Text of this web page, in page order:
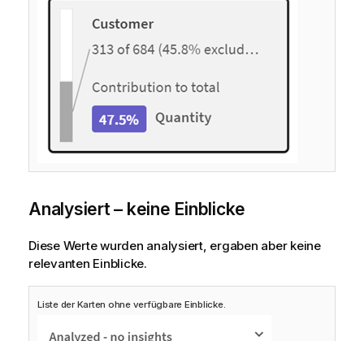
Analysiert – keine Einblicke
Diese Werte wurden analysiert, ergaben aber keine
relevanten Einblicke.
Liste der Karten ohne verfügbare Einblicke.